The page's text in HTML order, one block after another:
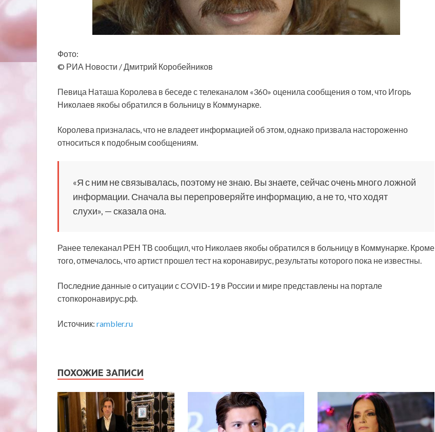
Фото:
© РИА Новости / Дмитрий Коробейников
Певица Наташа Королева в беседе с телеканалом «360» оценила сообщения о том, что Игорь
Николаев якобы обратился в больницу в Коммунарке.
Королева призналась, что не владеет информацией об этом, однако призвала настороженно
относиться к подобным сообщениям.
«Я с ним не связывалась, поэтому не знаю. Вы знаете, сейчас очень много ложной
информации. Сначала вы перепроверяйте информацию, а не то, что ходят
слухи», — сказала она.
Ранее телеканал РЕН ТВ сообщил, что Николаев якобы обратился в больницу в Коммунарке. Кроме
того, отмечалось, что артист прошел тест на коронавирус, результаты которого пока не известны.
Последние данные о ситуации с COVID-19 в России и мире представлены на портале
стопкоронавирус.рф.
Источник: rambler.ru
ПОХОЖИЕ ЗАПИСИ